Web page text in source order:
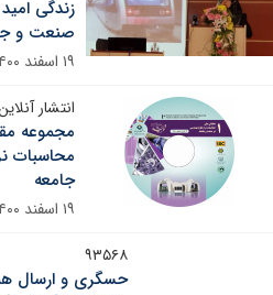
زندگی
صنعت و
۱۹ اسفند ۱۴۰۰
انتشار
مجموعه
محاسبات
جامعه
۱۹ اسفند ۱۴۰۰
۹۳۵۶۸
حسگری و ارسال